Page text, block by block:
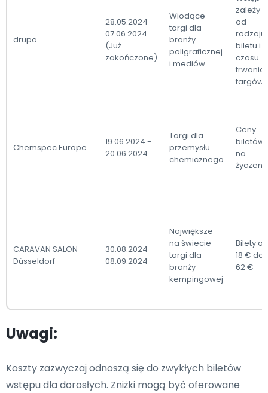
drupa
28.05.2024 -
07.06.2024
(Już
zakończone)
Wiodące
targi dla
branży
poligraficznej
i mediów
zależy
od
rodzaju
biletu i
czasu
trwania
targów
Chemspec Europe
19.06.2024 -
20.06.2024
Targi dla
przemysłu
chemicznego
Ceny
biletów
na
CARAVAN SALON
Düsseldorf
30.08.2024 -
08.09.2024
Największe
na świecie
targi dla
branży
kempingowej
Bilety od
18 € do
62 €
Uwagi:
Koszty zazwyczaj odnoszą się do zwykłych biletów
wstępu dla dorosłych. Zniżki mogą być oferowane